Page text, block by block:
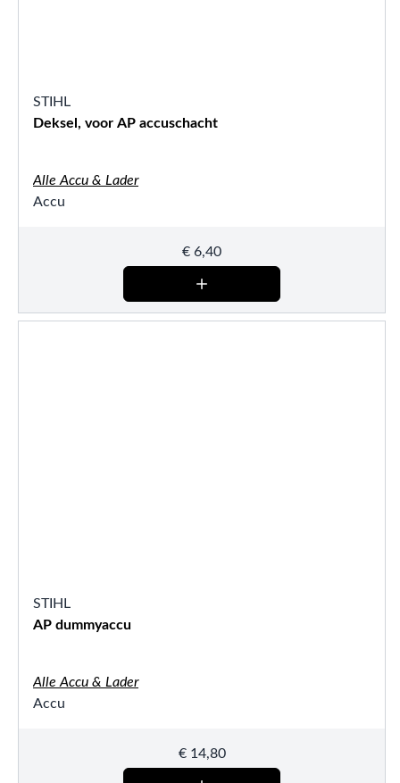
STIHL
Deksel, voor AP accuschacht
Alle Accu & Lader
Accu
€ 6,40
STIHL
AP dummyaccu
Alle Accu & Lader
Accu
€14,80